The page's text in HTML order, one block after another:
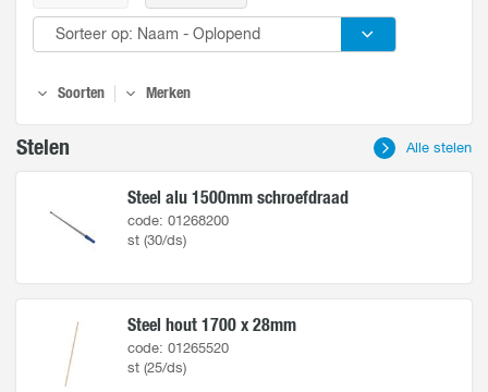
Klantenservice
Soorten Merken
Stelen Alle stelen
Steel alu 1500mm schroefdraad
code: 01268200
st (30/ds)
Steel hout 1700 x 28mm
code: 01265520
st (25/ds)